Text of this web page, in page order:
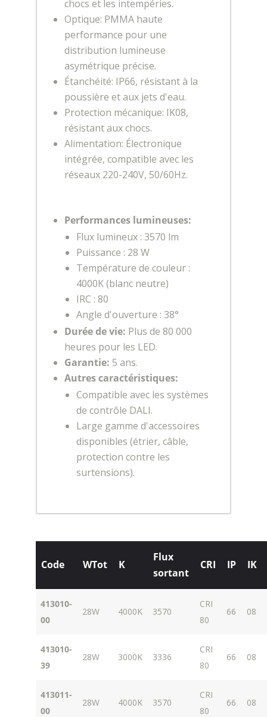
chocs et les intempéries.
Optique: PMMA haute
performance pour une
distribution lumineuse
asymétrique précise.
Étanchéité: IP66, résistant à la
poussière et aux jets d'eau.
Protection mécanique: IK08,
résistant aux chocs.
Alimentation: Électronique
intégrée, compatible avec les
réseaux 220-240V, 50/60Hz.
Performances lumineuses:
Flux lumineux : 3570 lm
Puissance : 28 W
Température de couleur :
4000K (blanc neutre)
IRC : 80
Angle d'ouverture : 38°
Durée de vie: Plus de 80 000
heures pour les LED.
Garantie: 5 ans.
Autres caractéristiques:
Compatible avec les systèmes
de contrôle DALI.
Large gamme d'accessoires
disponibles (étrier, câble,
protection contre les
surtensions).
Code WTot K
Flux
sortant
CRI IP IK
413010-
00
28W 4000K 3570
CRI
80
66 08
413010-
39
28W 3000K 3336
CRI
80
66 08
413011-
00
28W 4000K 3570
CRI
80
66 08